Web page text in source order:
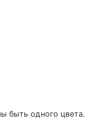
быть одного цвета.